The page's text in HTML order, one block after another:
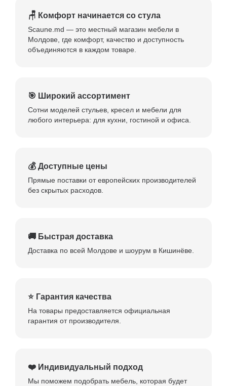
🪑 Комфорт начинается со стула
Scaune.md — это местный магазин мебели в
Молдове, где комфорт, качество и доступность
объединяются в каждом товаре.
🎯 Широкий ассортимент
Сотни моделей стульев, кресел и мебели для
любого интерьера: для кухни, гостиной и офиса.
💰 Доступные цены
Прямые поставки от европейских производителей
без скрытых расходов.
🚚 Быстрая доставка
Доставка по всей Молдове и шоурум в Кишинёве.
⭐ Гарантия качества
На товары предоставляется официальная
гарантия от производителя.
❤️ Индивидуальный подход
Мы поможем подобрать мебель, которая будет